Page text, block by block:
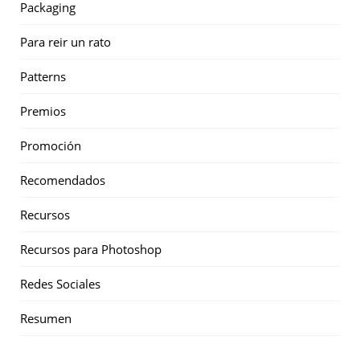
Packaging
Para reir un rato
Patterns
Premios
Promoción
Recomendados
Recursos
Recursos para Photoshop
Redes Sociales
Resumen